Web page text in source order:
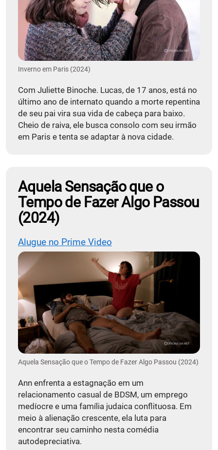
Inverno em Paris (2024)
Com Juliette Binoche. Lucas, de 17 anos, está no
último ano de internato quando a morte repentina
de seu pai vira sua vida de cabeça para baixo.
Cheio de raiva, ele busca consolo com seu irmão
em Paris e tenta se adaptar à nova cidade.
Aquela Sensação que o
Tempo de Fazer Algo Passou
(2024)
Alugue no Prime Video
Aquela Sensação que o Tempo de Fazer Algo Passou (2024)
Ann enfrenta a estagnação em um
relacionamento casual de BDSM, um emprego
medíocre e uma família judaica conflituosa. Em
meio à alienação crescente, ela luta para
encontrar seu caminho nesta comédia
autodepreciativa.